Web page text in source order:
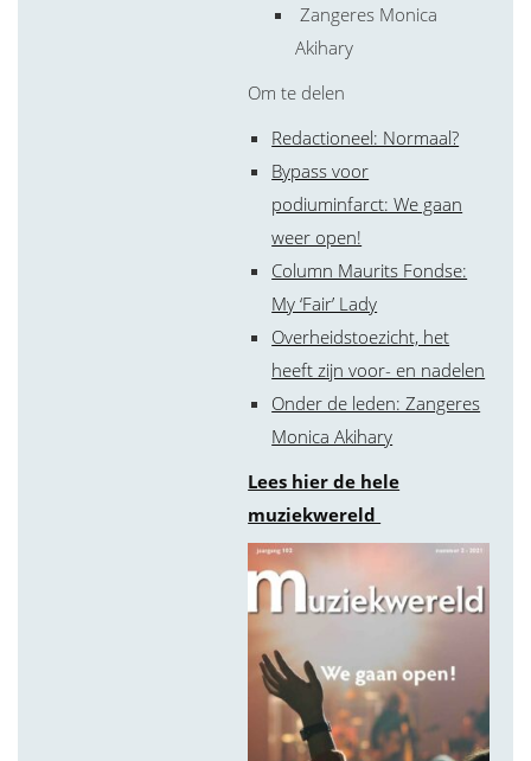
Zangeres Monica
Akihary
Om te delen
Redactioneel: Normaal?
Bypass voor
podiuminfarct: We gaan
weer open!
Column Maurits Fondse:
My ‘Fair’ Lady
Overheidstoezicht, het
heeft zijn voor- en nadelen
Onder de leden: Zangeres
Monica Akihary
Lees hier de hele
muziekwereld